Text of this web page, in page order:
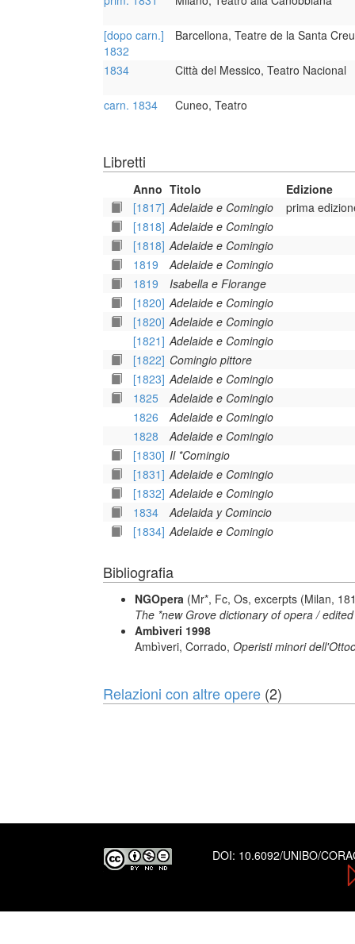
[dopo carn.]
1832
Barcellona, Teatre de la Santa Creu
1834 Città del Messico, Teatro Nacional
carn. 1834 Cuneo, Teatro
Libretti
Anno Titolo
Edizione
[1817] Adelaide e Comingio
prima
[1818] Adelaide e Comingio
[1818] Adelaide e Comingio
1819
Adelaide e Comingio
1819
Isabella e Florange
[1820] Adelaide e Comingio
[1820] Adelaide e Comingio
[1821] Adelaide e Comingio
[1822] Comingio pittore
[1823] Adelaide e Comingio
1825
Adelaide e Comingio
1826
Adelaide e Comingio
1828
Adelaide e Comingio
[1830] Il *Comingio
[1831] Adelaide e Comingio
[1832] Adelaide e Comingio
1834
Adelaida y Comincio
[1834] Adelaide e Comingio
Bibliografia
NGOpera (Mr*, Fc, Os, excerpts (Milan,
The *new Grove dictionary of opera /
Ambìveri 1998
Ambìveri, Corrado, Operisti minori
Relazioni con altre opere (2)
DOI: 10.6092/UNIBO/